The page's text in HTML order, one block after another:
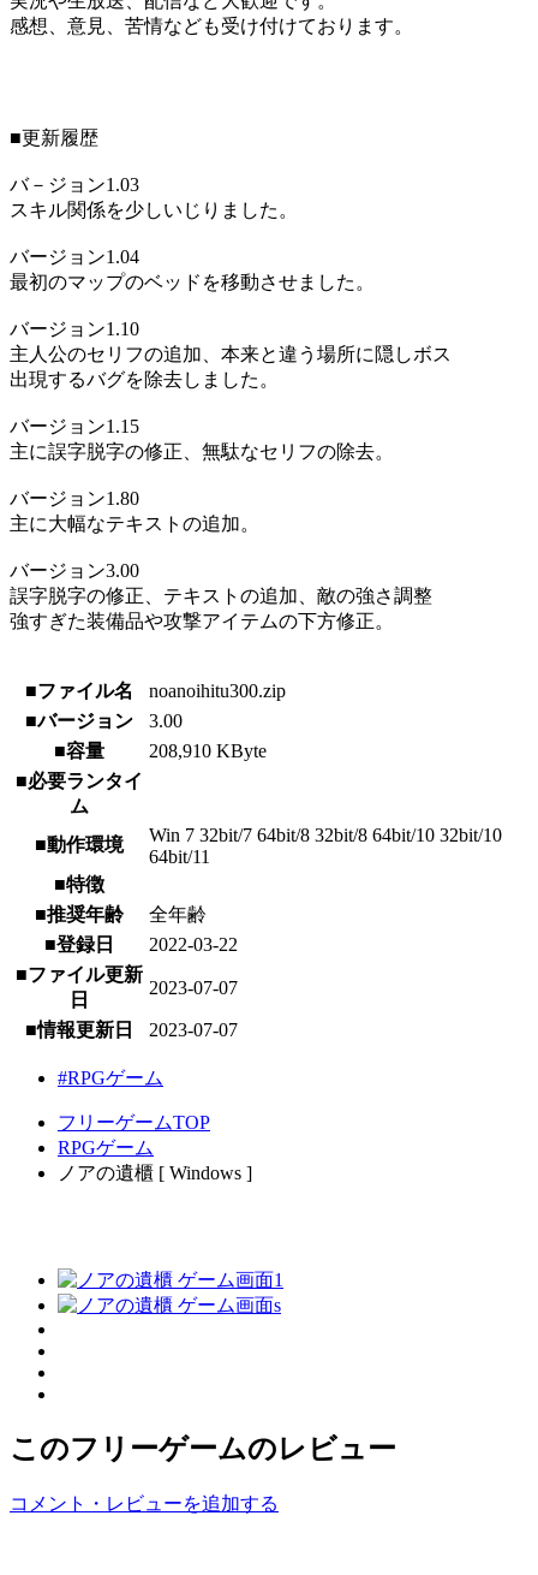
感想、意見、苦情なども受け付けております。
■更新履歴
バ－ジョン1.03
スキル関係を少しいじりました。
バージョン1.04
最初のマップのベッドを移動させました。
バージョン1.10
主人公のセリフの追加、本来と違う場所に隠しボス
出現するバグを除去しました。
バージョン1.15
主に誤字脱字の修正、無駄なセリフの除去。
バージョン1.80
主に大幅なテキストの追加。
バージョン3.00
誤字脱字の修正、テキストの追加、敵の強さ調整
強すぎた装備品や攻撃アイテムの下方修正。
■ファイル名
noanoihitu300.zip
■バージョン
3.00
■容量
208,910 KByte
■必要ランタイ
ム
■動作環境
Win 7 32bit/7 64bit/8 32bit/8 64bit/10 32bit/10
64bit/11
■特徴
■推奨年齢
全年齢
■登録日
2022-03-22
■ファイル更新
日
2023-07-07
■情報更新日 2023-07-07
#RPGゲーム
フリーゲームTOP
RPGゲーム
ノアの遺櫃 [ Windows ]
このフリーゲームのレビュー
コメント・レビューを追加する